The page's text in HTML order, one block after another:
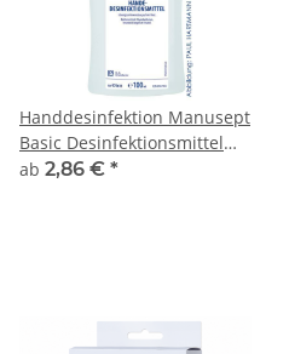
Handdesinfektion Manusept
Basic Desinfektionsmittel
für Hände
ab 2,86 € *